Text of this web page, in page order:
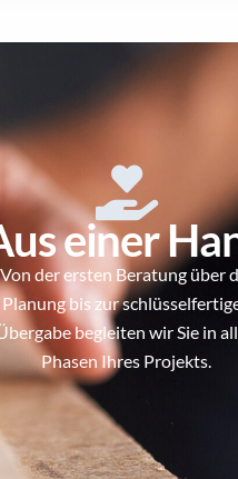
einer
Von der ersten Beratung über
Planung bis zur
begleiten wir Sie in
Phasen Ihres Projekts.